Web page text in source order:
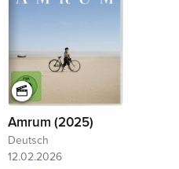
Amrum (2025)
Deutsch
12.02.2026